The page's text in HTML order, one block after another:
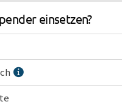
einsetzen?